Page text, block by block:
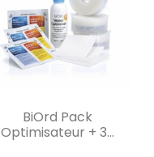
Aperçu rapide
BiOrd Pack
Optimisateur + 3...